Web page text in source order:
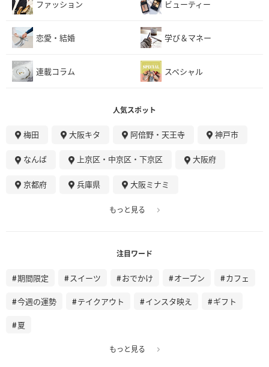
ファッション ビューティー
恋愛・結婚 学び＆マネー
連載コラム スペシャル
人気スポット
梅田 大阪キタ 阿倍野・天王寺 神戸市
なんば 上京区・中京区・下京区 大阪府
京都府 兵庫県 大阪ミナミ
もっと見る
注目ワード
期間限定 スイーツ おでかけ オープン カフェ
今週の運勢 テイクアウト インスタ映え ギフト
夏
もっと見る